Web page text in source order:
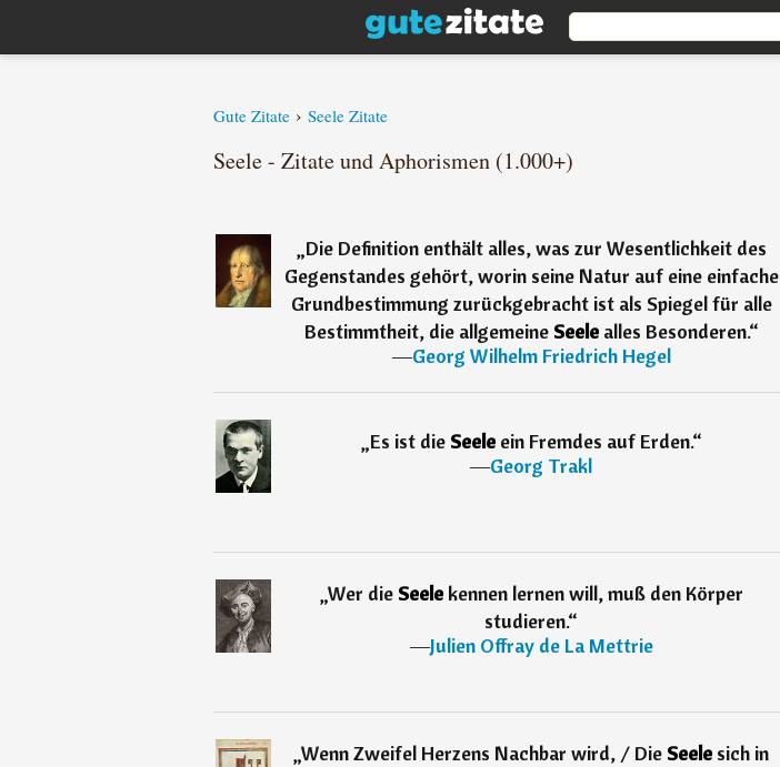
Gute Zitate › Seele Zitate
Seele - Zitate und Aphorismen (1.000+)
„Die Definition enthält alles, was zur Wesentlichkeit des
Gegenstandes gehört, worin seine Natur auf eine einfache
Grundbestimmung zurückgebracht ist als Spiegel für alle
Bestimmtheit, die allgemeineSeele alles Besonderen.“
―Georg Wilhelm Friedrich Hegel
„Es ist dieSeele ein Fremdes auf Erden.“
―Georg Trakl
„Wer dieSeele kennen lernen will, muß den Körper
studieren.“
―Julien Offray de La Mettrie
„Wenn Zweifel Herzens Nachbar wird, / Die Seele sich in